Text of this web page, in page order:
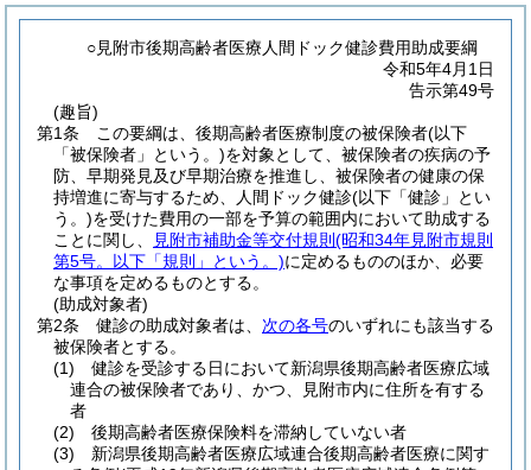
○見附市後期高齢者医療人間ドック健診費用助成要綱
令和5年4月1日
告示第49号
(趣旨)
第1条
この要綱は、後期高齢者医療制度の被保険者(以下
「被保険者」という。)を対象として、被保険者の疾病の予
防、早期発見及び早期治療を推進し、被保険者の健康の保
持増進に寄与するため、人間ドック健診(以下「健診」とい
う。)を受けた費用の一部を予算の範囲内において助成する
ことに関し、
見附市補助金等交付規則 (昭和34年見附市規則
第5号。以下「規則」という。)に定めるもののほか、必要
な事項を定めるものとする。
(助成対象者)
第2条
健診の助成対象者は、 次の各号のいずれにも該当する
被保険者とする。
(1)
健診を受診する日において新潟県後期高齢者医療広域
連合の被保険者であり、かつ、見附市内に住所を有する
者
(2)
後期高齢者医療保険料を滞納していない者
(3)
新潟県後期高齢者医療広域連合後期高齢者医療に関す